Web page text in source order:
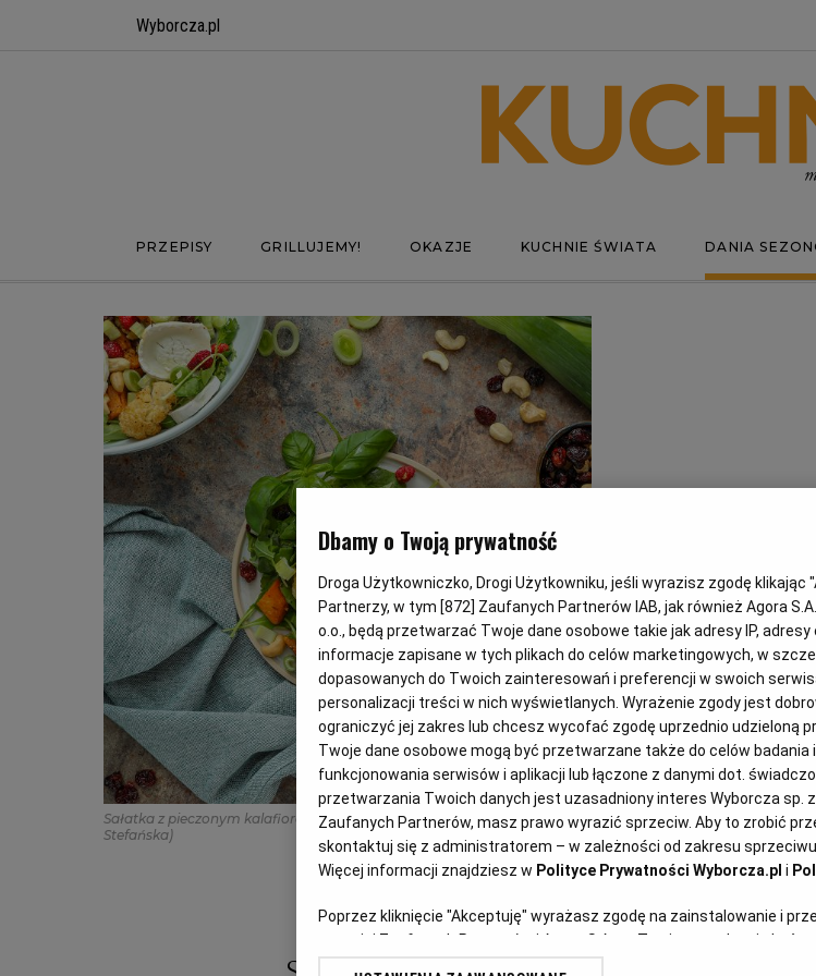
Wyborcza.pl
PRZEPISY GRILLUJEMY! OKAZJE KUCHNIE ŚWIATA DANIA
Anna
Sałatka z pieczonym kalafiorem, batatami, poziomkami(Fot. Anna
Stefańska)
Dbamy o Twoją prywatność
Droga Użytkowniczko, Drogi Użytkowniku, jeśli wyrazisz zgodę klikając
Partnerzy, w tym [872] Zaufanych Partnerów IAB, jak również Agora
o.o., będą przetwarzać Twoje dane osobowe takie jak adresy IP,
informacje zapisane w tych plikach do celów marketingowych, w
dopasowanych do Twoich zainteresowań i preferencji w swoich
personalizacji treści w nich wyświetlanych. Wyrażenie zgody jest
ograniczyć jej zakres lub chcesz wycofać zgodę uprzednio udzieloną
Twoje dane osobowe mogą być przetwarzane także do celów
funkcjonowania serwisów i aplikacji lub łączone z danymi dot.
przetwarzania Twoich danych jest uzasadniony interes Wyborcza sp. z
Zaufanych Partnerów, masz prawo wyrazić sprzeciw. Aby to zrobić
skontaktuj się z administratorem – w zależności od zakresu
Więcej informacji znajdziesz w Polityce Prywatności Wyborcza.pl i
Poprzez kliknięcie "Akceptuję" wyrażasz zgodę na zainstalowanie i
z o. o. jej Zaufanych Partnerów i Agora S.A. na Twoim urządzeniu
swoje preferencje dot. plików cookie, ponownie wywołując narzędzie